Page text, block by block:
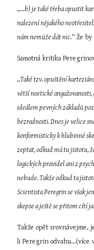
„…b) je také třeba opustit
nalezení nějakého
nám nemůže dát nic.“ Že
Samotná kritika
„Také tzv. opuštění
větší noetické
ideálem pevných základů
bezradnosti. Dnes je velice
konformisticky k hlubinné
zeptat, odkud má tu jistotu,
logických pravidel ani z
nebude. Takže odkud ta
Scientista Peregrin se však
skepse a ještě se přitom cítí
Takže opět srovnávejme,
li Peregrin odvahu…(více